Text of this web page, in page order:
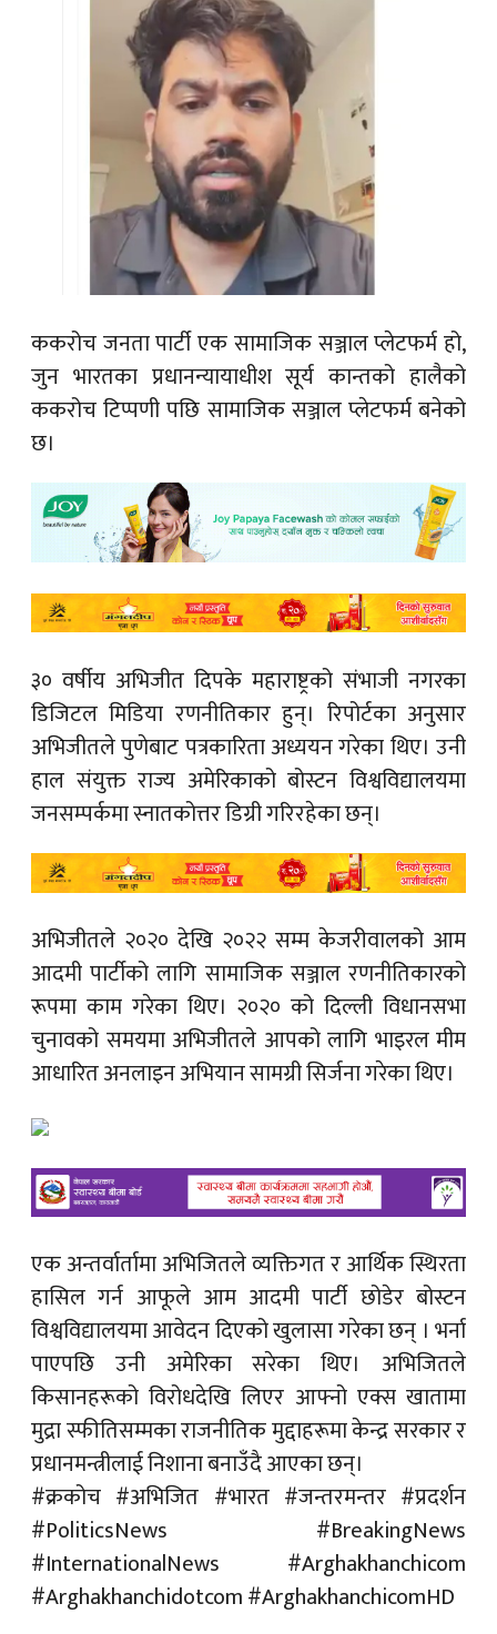
ककरोच जनता पार्टी एक सामाजिक सञ्जाल प्लेटफर्म हो,
जुन भारतका प्रधानन्यायाधीश सूर्य कान्तको हालैको
ककरोच टिप्पणी पछि सामाजिक सञ्जाल प्लेटफर्म बनेको
छ।
३० वर्षीय अभिजीत दिपके महाराष्ट्रको संभाजी नगरका
डिजिटल मिडिया रणनीतिकार हुन्। रिपोर्टका अनुसार
अभिजीतले पुणेबाट पत्रकारिता अध्ययन गरेका थिए। उनी
हाल संयुक्त राज्य अमेरिकाको बोस्टन विश्वविद्यालयमा
जनसम्पर्कमा स्नातकोत्तर डिग्री गरिरहेका छन्।
अभिजीतले २०२० देखि २०२२ सम्म केजरीवालको आम
आदमी पार्टीको लागि सामाजिक सञ्जाल रणनीतिकारको
रूपमा काम गरेका थिए। २०२० को दिल्ली विधानसभा
चुनावको समयमा अभिजीतले आपको लागि भाइरल मीम
आधारित अनलाइन अभियान सामग्री सिर्जना गरेका थिए।
एक अन्तर्वार्तामा अभिजितले व्यक्तिगत र आर्थिक स्थिरता
हासिल गर्न आफूले आम आदमी पार्टी छोडेर बोस्टन
विश्वविद्यालयमा आवेदन दिएको खुलासा गरेका छन् । भर्ना
पाएपछि उनी अमेरिका सरेका थिए। अभिजितले
किसानहरूको विरोधदेखि लिएर आफ्नो एक्स खातामा
मुद्रा स्फीतिसम्मका राजनीतिक मुद्दाहरूमा केन्द्र सरकार र
प्रधानमन्त्रीलाई निशाना बनाउँदै आएका छन्।
#क्रकोच #अभिजित #भारत #जन्तरमन्तर #प्रदर्शन
#PoliticsNews #BreakingNews
#InternationalNews #Arghakhanchicom
#Arghakhanchidotcom #ArghakhanchicomHD